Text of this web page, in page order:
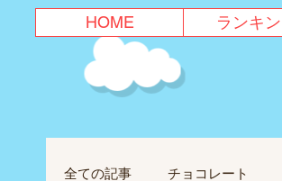
HOME ランキ
全ての記事 チョコレート